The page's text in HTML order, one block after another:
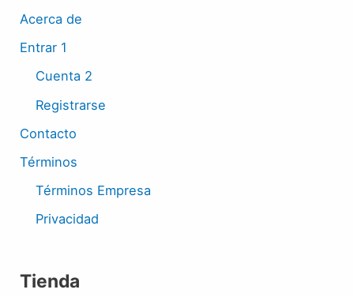
Acerca de
Entrar 1
Cuenta 2
Registrarse
Contacto
Términos
Términos Empresa
Privacidad
Tienda